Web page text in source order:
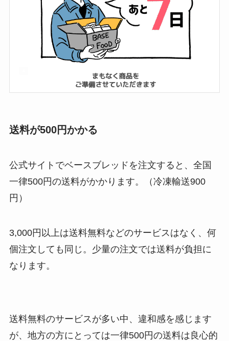
送料が500円かかる
公式サイトでベースブレッドを注文すると、全国
一律500円の送料がかかります。（冷凍輸送900
円）
3,000円以上は送料無料などのサービスはなく、何
個注文しても同じ。少量の注文では送料が負担に
なります。
送料無料のサービスが多い中、違和感を感じます
が、地方の方にとっては一律500円の送料は良心的